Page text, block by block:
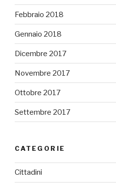
Febbraio 2018
Gennaio 2018
Dicembre 2017
Novembre 2017
Ottobre 2017
Settembre 2017
CATEGORIE
Cittadini